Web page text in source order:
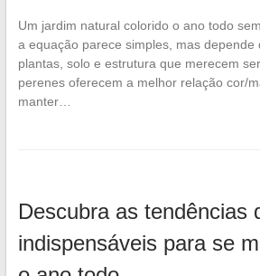
Um jardim natural colorido o ano todo
a equação parece simples, mas depende
plantas, solo e estrutura que merecem
perenes oferecem a melhor relação cor/
manter…
Descubra as tendências
indispensáveis para se